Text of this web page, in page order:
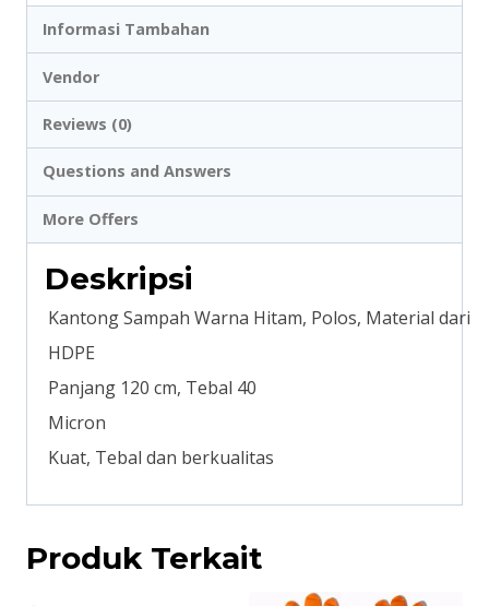
50)
Informasi Tambahan
Vendor
Reviews (0)
Questions and Answers
More Offers
Deskripsi
Kantong Sampah Warna Hitam, Polos, Material dari
HDPE
Panjang 120 cm, Tebal 40
Kuat, Tebal dan berkualitas
Produk Terkait